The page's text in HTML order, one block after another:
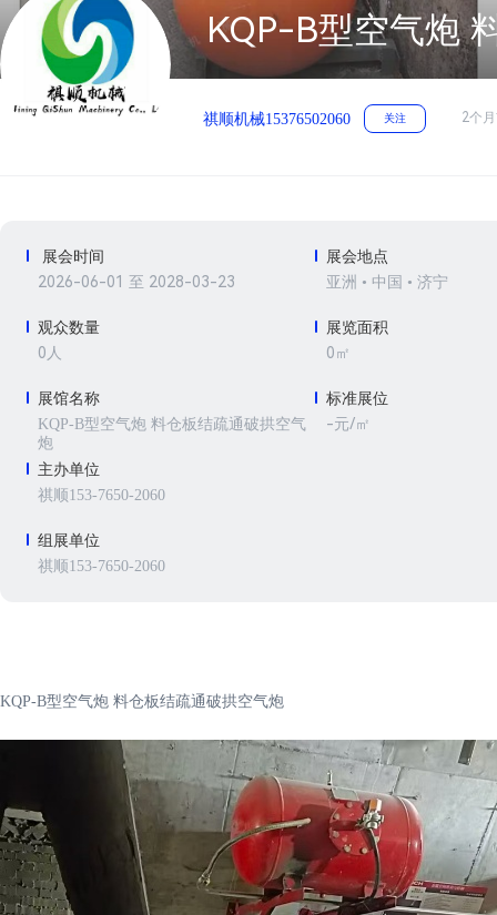
KQP-B型空气炮
祺顺机械15376502060 关注 2个
展会时间
2026-06-01 至 2028-03-23
展会地点
亚洲 • 中国 • 济宁
观众数量
0人
展览面积
0㎡
展馆名称
KQP-B型空气炮 料仓板结疏通破拱空气
炮
标准展位
-元/㎡
主办单位
祺顺153-7650-2060
组展单位
祺顺153-7650-2060
KQP-B型空气炮 料仓板结疏通破拱空气炮